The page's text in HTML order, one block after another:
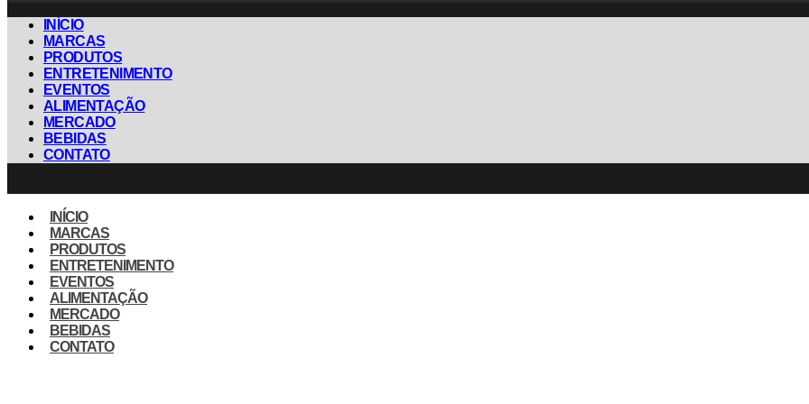
INÍCIO
MARCAS
PRODUTOS
ENTRETENIMENTO
EVENTOS
ALIMENTAÇÃO
MERCADO
BEBIDAS
CONTATO
INÍCIO
MARCAS
PRODUTOS
ENTRETENIMENTO
EVENTOS
ALIMENTAÇÃO
MERCADO
BEBIDAS
CONTATO